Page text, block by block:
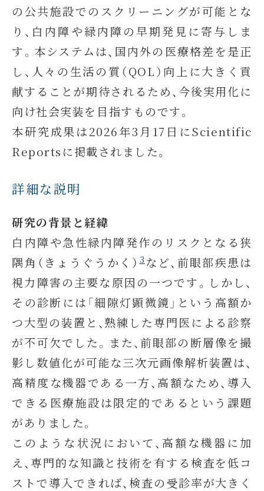
の公共施設でのスクリーニングが可能とな
り、白内障や緑内障の早期発見に寄与しま
す。本システムは、国内外の医療格差を是正
し、人々の生活の質（QOL）向上に大きく貢
献することが期待されるため、今後実用化に
向け社会実装を目指すものです。
本研究成果は2026年3月17日にScientific
Reportsに掲載されました。
詳細な説明
研究の背景と経緯
白内障や急性緑内障発作のリスクとなる狭
隅角（きょうぐうかく）3 など、前眼部疾患は
視力障害の主要な原因の一つです。しかし、
その診断には「細隙灯顕微鏡」という高額か
つ大型の装置と、熟練した専門医による診察
が不可欠でした。また、前眼部の断層像を撮
影し数値化が可能な三次元画像解析装置は、
高精度な機器である一方、高額なため、導入
できる医療施設は限定的であるという課題
がありました。
このような状況において、高額な機器に加
え、専門的な知識と技術を有する検査を低コ
ストで導入できれば、検査の受診率が大きく